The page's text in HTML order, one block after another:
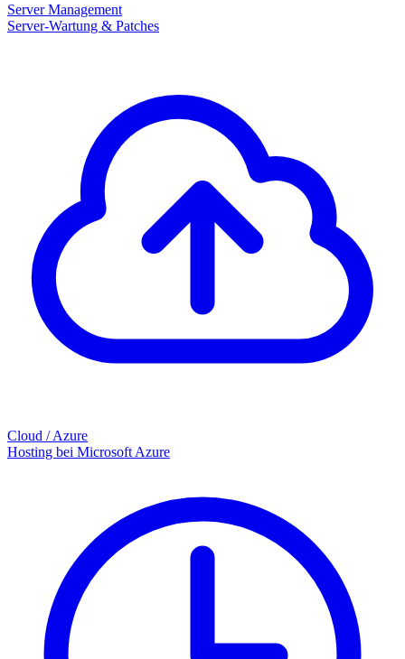
Server Management
Server-Wartung & Patches
Cloud / Azure
Hosting bei Microsoft Azure